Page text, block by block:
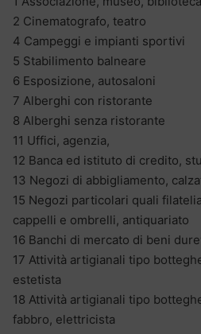
2 Cinematografo, teatro
4 Campeggi e impianti sportivi
5 Stabilimento balneare
6 Esposizione, autosaloni
7 Alberghi con ristorante
8 Alberghi senza ristorante
11 Uffici, agenzia,
12 Banca ed istituto di credito,
13 Negozi di abbigliamento,
15 Negozi particolari quali
cappelli e ombrelli, antiquariato
16 Banchi di mercato di beni
17 Attività artigianali tipo
estetista
18 Attività artigianali tipo
fabbro, elettricista